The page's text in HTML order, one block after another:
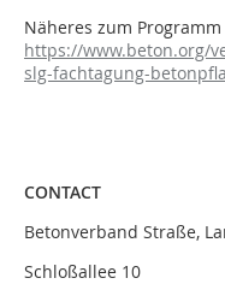
Näheres zum
https://www.beton.org/
slg-fachtagung-
CONTACT
Betonverband Straße,
Schloßallee 10